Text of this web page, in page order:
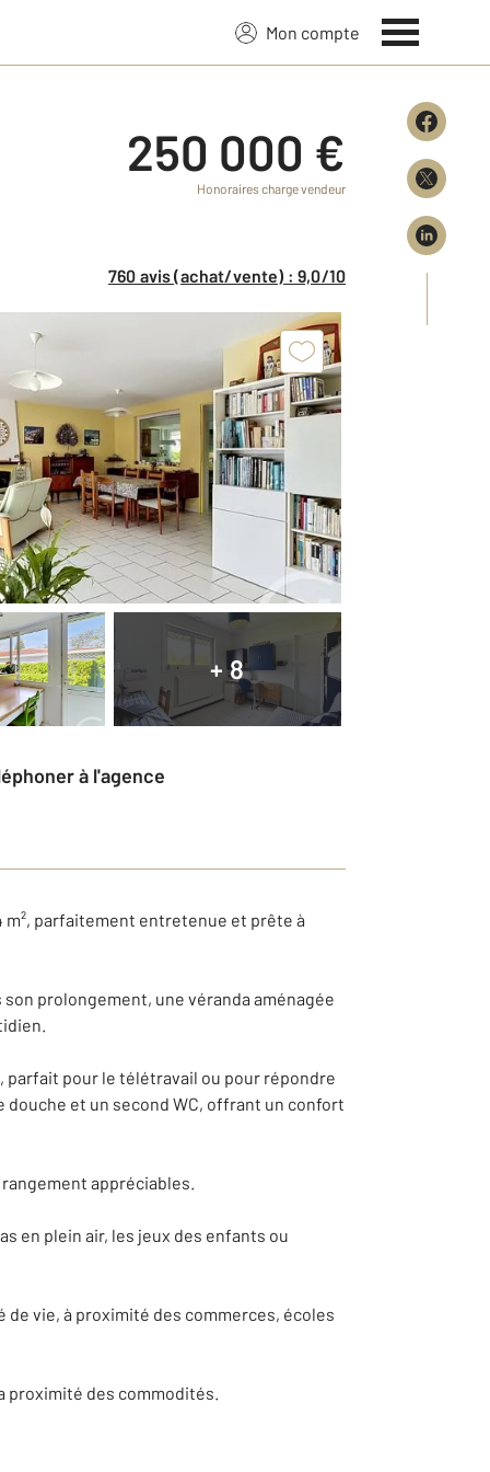
Mon compte
250 000 €
Honoraires charge vendeur
760 avis (achat/vente) : 9,0/10
+ 8
à l'agence
m², parfaitement entretenue et prête à
prolongement, une véranda aménagée
parfait pour le télétravail ou pour répondre
douche et un second WC, offrant un confort
rangement appréciables.
en plein air, les jeux des enfants ou
vie, à proximité des commerces, écoles
proximité des commodités.